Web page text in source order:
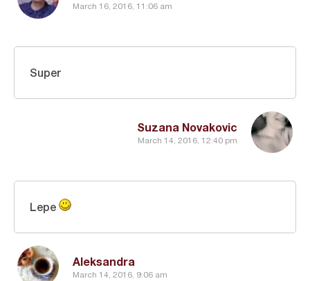
March 16, 2016, 11:06 am
Suzana Novakovic
March 14, 2016, 12:40 pm
Super
Aleksandra
March 14, 2016, 9:06 am
Lepe